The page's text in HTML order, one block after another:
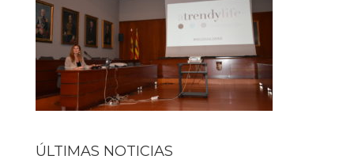
ÚLTIMAS NOTICIAS